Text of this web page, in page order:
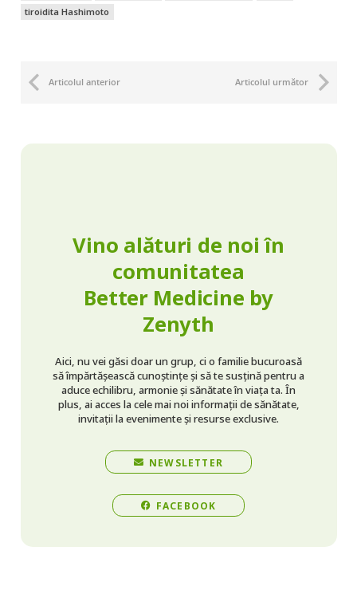
tiroidita Hashimoto
Articolul anterior Articolul următor
Vino alături de noi în
comunitatea
Better Medicine by
Zenyth
Aici, nu vei găsi doar un grup, ci o familie bucuroasă
să împărtășească cunoștințe și să te susțină pentru a
aduce echilibru, armonie și sănătate în viața ta. În
plus, ai acces la cele mai noi informații de sănătate,
invitații la evenimente și resurse exclusive.
NEWSLETTER
FACEBOOK